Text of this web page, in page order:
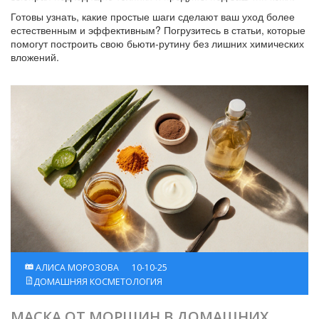
Готовы узнать, какие простые шаги сделают ваш уход более
естественным и эффективным? Погрузитесь в статьи, которые
помогут построить свою бьюти‑рутину без лишних химических
вложений.
АЛИСА МОРОЗОВА
10-10-25
ДОМАШНЯЯ КОСМЕТОЛОГИЯ